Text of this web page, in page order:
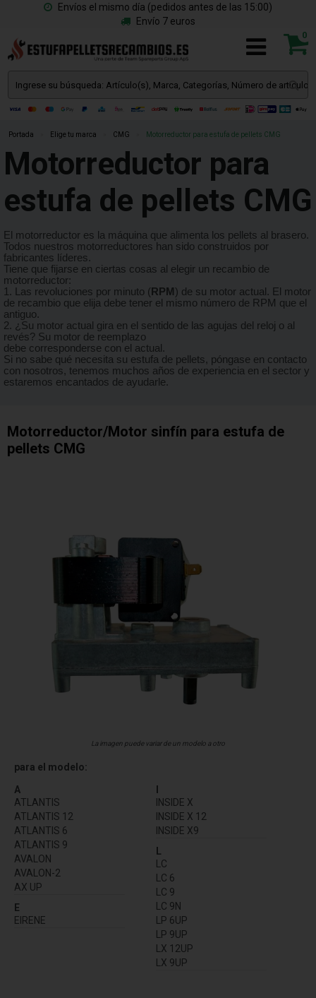
Envíos el mismo día (pedidos antes de las 15:00)
Envío 7 euros
0
Portada Elige tu marca CMG Motorreductor para estufa de pellets CMG
Motorreductor para
estufa de pellets CMG
El motorreductor es la máquina que alimenta los pellets al brasero.
Todos nuestros motorreductores han sido construidos por
fabricantes líderes.
Tiene que fijarse en ciertas cosas al elegir un recambio de
motorreductor:
1. Las revoluciones por minuto ( RPM ) de su motor actual. El motor
de recambio que elija debe tener el mismo número de RPM que el
antiguo.
2. ¿Su motor actual gira en el sentido de las agujas del reloj o al
revés? Su motor de reemplazo
debe corresponderse con el actual.
Si no sabe qué necesita su estufa de pellets, póngase en contacto
con nosotros, tenemos muchos años de experiencia en el sector y
estaremos encantados de ayudarle.
Motorreductor/Motor sinfín para estufa de
pellets CMG
La imagen puede variar de un modelo a otro
para el modelo:
A
ATLANTIS
ATLANTIS 12
ATLANTIS 6
ATLANTIS 9
AVALON
AVALON-2
AX UP
E
EIRENE
INSIDE X
INSIDE X 12
INSIDE X9
L
LC
LC 6
LC 9
LC 9N
LP 6UP
LP 9UP
LX 12UP
LX 9UP